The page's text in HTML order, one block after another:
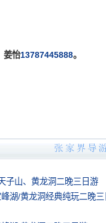
姜怡13787445888。
子山、黄龙洞二晚三日游
湖/黄龙洞经典纯玩二晚三